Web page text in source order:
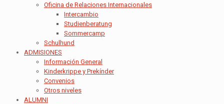
Oficina de Relaciones Internacionales
Intercambio
Studienberatung
Sommercamp
Schulhund
ADMISIONES
Información General
Kinderkrippe y Prekínder
Convenios
Otros niveles
ALUMNI